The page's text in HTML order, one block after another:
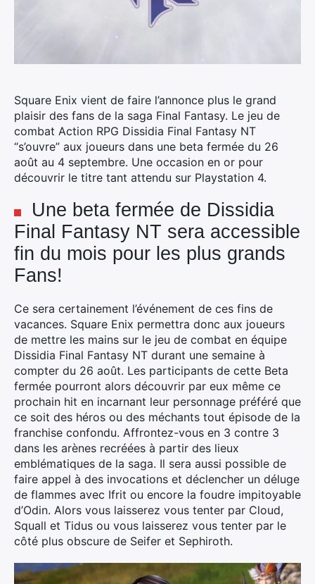
Square Enix vient de faire l’annonce plus le grand
plaisir des fans de la saga Final Fantasy. Le jeu de
combat Action RPG Dissidia Final Fantasy NT
“s’ouvre” aux joueurs dans une beta fermée du 26
août au 4 septembre. Une occasion en or pour
découvrir le titre tant attendu sur Playstation 4.
Une beta fermée de Dissidia
Final Fantasy NT sera accessible
fin du mois pour les plus grands
Fans!
Ce sera certainement l’événement de ces fins de
vacances. Square Enix permettra donc aux joueurs
de mettre les mains sur le jeu de combat en équipe
Dissidia Final Fantasy NT durant une semaine à
compter du 26 août. Les participants de cette Beta
fermée pourront alors découvrir par eux même ce
prochain hit en incarnant leur personnage préféré que
ce soit des héros ou des méchants tout épisode de la
franchise confondu. Affrontez-vous en 3 contre 3
dans les arènes recréées à partir des lieux
emblématiques de la saga. Il sera aussi possible de
faire appel à des invocations et déclencher un déluge
de flammes avec Ifrit ou encore la foudre impitoyable
d’Odin. Alors vous laisserez vous tenter par Cloud,
Squall et Tidus ou vous laisserez vous tenter par le
côté plus obscure de Seifer et Sephiroth.